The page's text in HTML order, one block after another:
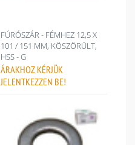
FÚRÓSZÁR - FÉMHEZ 12,5 X
101 / 151 MM, KÖSZÖRÜLT,
HSS - G
ÁRAKHOZ KÉRJÜK
JELENTKEZZEN BE!